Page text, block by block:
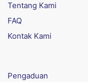
Tentang Kami
FAQ
Kontak Kami
Pengaduan